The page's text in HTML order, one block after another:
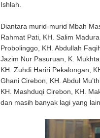
Ishlah.
Diantara murid-murid Mbah
Rahmat Pati, KH. Salim
Probolinggo, KH. Abdullah
Jazim Nur Pasuruan, K.
KH. Zuhdi Hariri Pekalongan,
Ghani Cirebon, KH. Abdul
KH. Mashduqi Cirebon, KH.
dan masih banyak lagi yang